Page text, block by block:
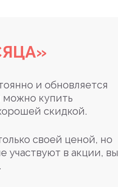
и обновляется
можно купить
скидкой.
своей ценой, но
участвуют в акции, вы